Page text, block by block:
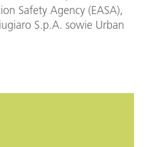
Safety Agency (EASA),
S.p.A. sowie Urban